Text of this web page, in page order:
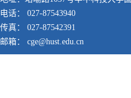
电话： 027-87543940
传真： 027-87542391
邮箱： cge@hust.edu.cn